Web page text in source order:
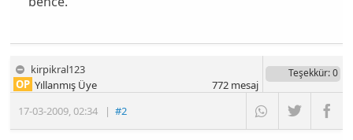
kirpikral123
17-03-2009,02:34 |#2
OP Yıllanmış Üye
Teşekkür: 0
772mesaj